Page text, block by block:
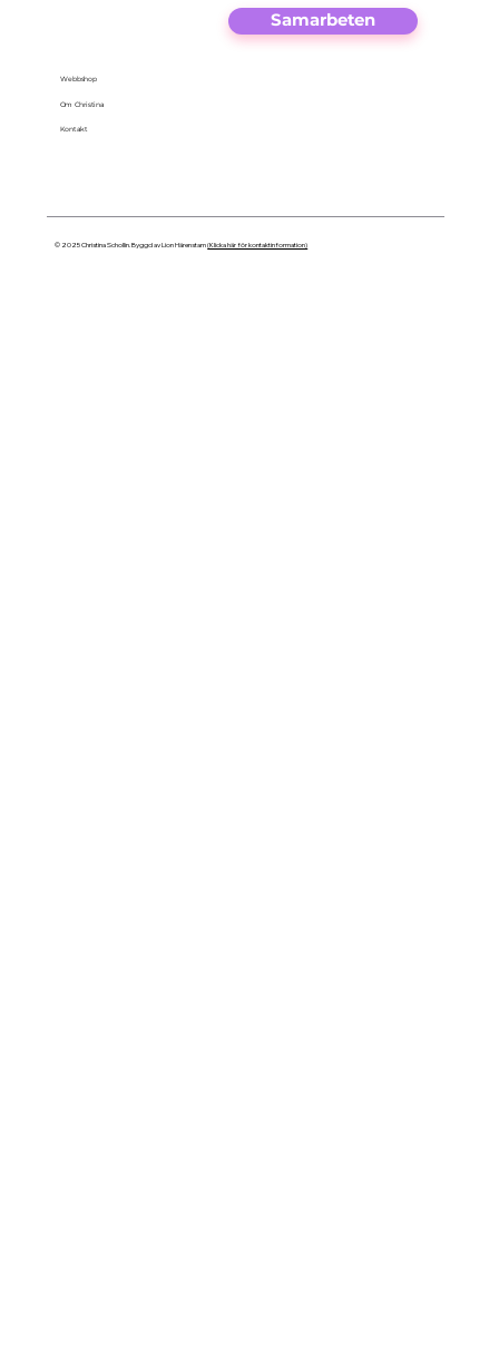
Webbshop
Om Christina
Kontakt
Samarbeten
© 2025 Christina Schollin. Byggd av Lion Härenstam(Klicka här för kontaktinformation)